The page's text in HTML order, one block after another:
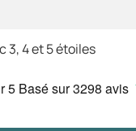
3, 4 et 5 étoiles
5 Basé sur3298 avis